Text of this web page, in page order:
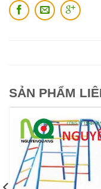
SẢN PHẨM